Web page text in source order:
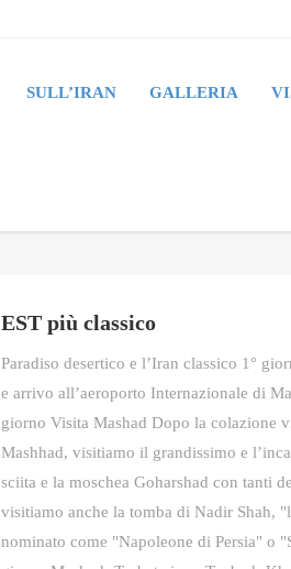
SULL’IRAN GALLERIA
EST più classico
Paradiso desertico e l’Iran classico 1°
e arrivo all’aeroporto Internazionale di
giorno Visita Mashad Dopo la colazione
Mashhad, visitiamo il grandissimo e
sciita e la moschea Goharshad con tanti
visitiamo anche la tomba di Nadir Shah,
nominato come "Napoleone di Persia" o